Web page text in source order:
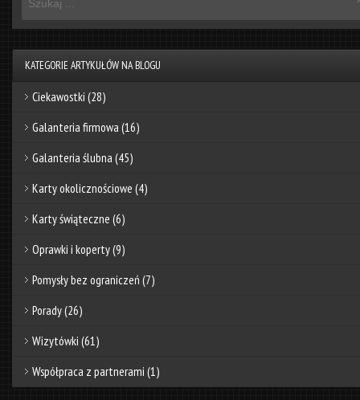
KATEGORIE ARTYKUŁÓW NA BLOGU
Ciekawostki (28)
Galanteria firmowa (16)
Galanteria ślubna (45)
Karty okolicznościowe (4)
Karty świąteczne (6)
Oprawki i koperty(9)
Pomysły bez ograniczeń (7)
Porady(26)
Wizytówki (61)
Współpraca z partnerami (1)